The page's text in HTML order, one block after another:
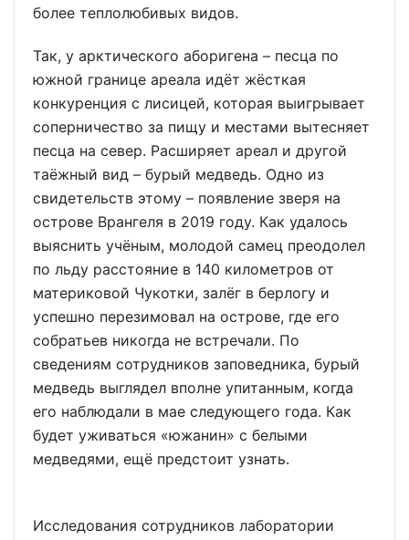
более теплолюбивых видов.
Так, у арктического аборигена – песца по
южной границе ареала идёт жёсткая
конкуренция с лисицей, которая выигрывает
соперничество за пищу и местами вытесняет
песца на север. Расширяет ареал и другой
таёжный вид – бурый медведь. Одно из
свидетельств этому – появление зверя на
острове Врангеля в 2019 году. Как удалось
выяснить учёным, молодой самец преодолел
по льду расстояние в 140 километров от
материковой Чукотки, залёг в берлогу и
успешно перезимовал на острове, где его
собратьев никогда не встречали. По
сведениям сотрудников заповедника, бурый
медведь выглядел вполне упитанным, когда
его наблюдали в мае следующего года. Как
будет уживаться «южанин» с белыми
медведями, ещё предстоит узнать.
Исследования сотрудников лаборатории